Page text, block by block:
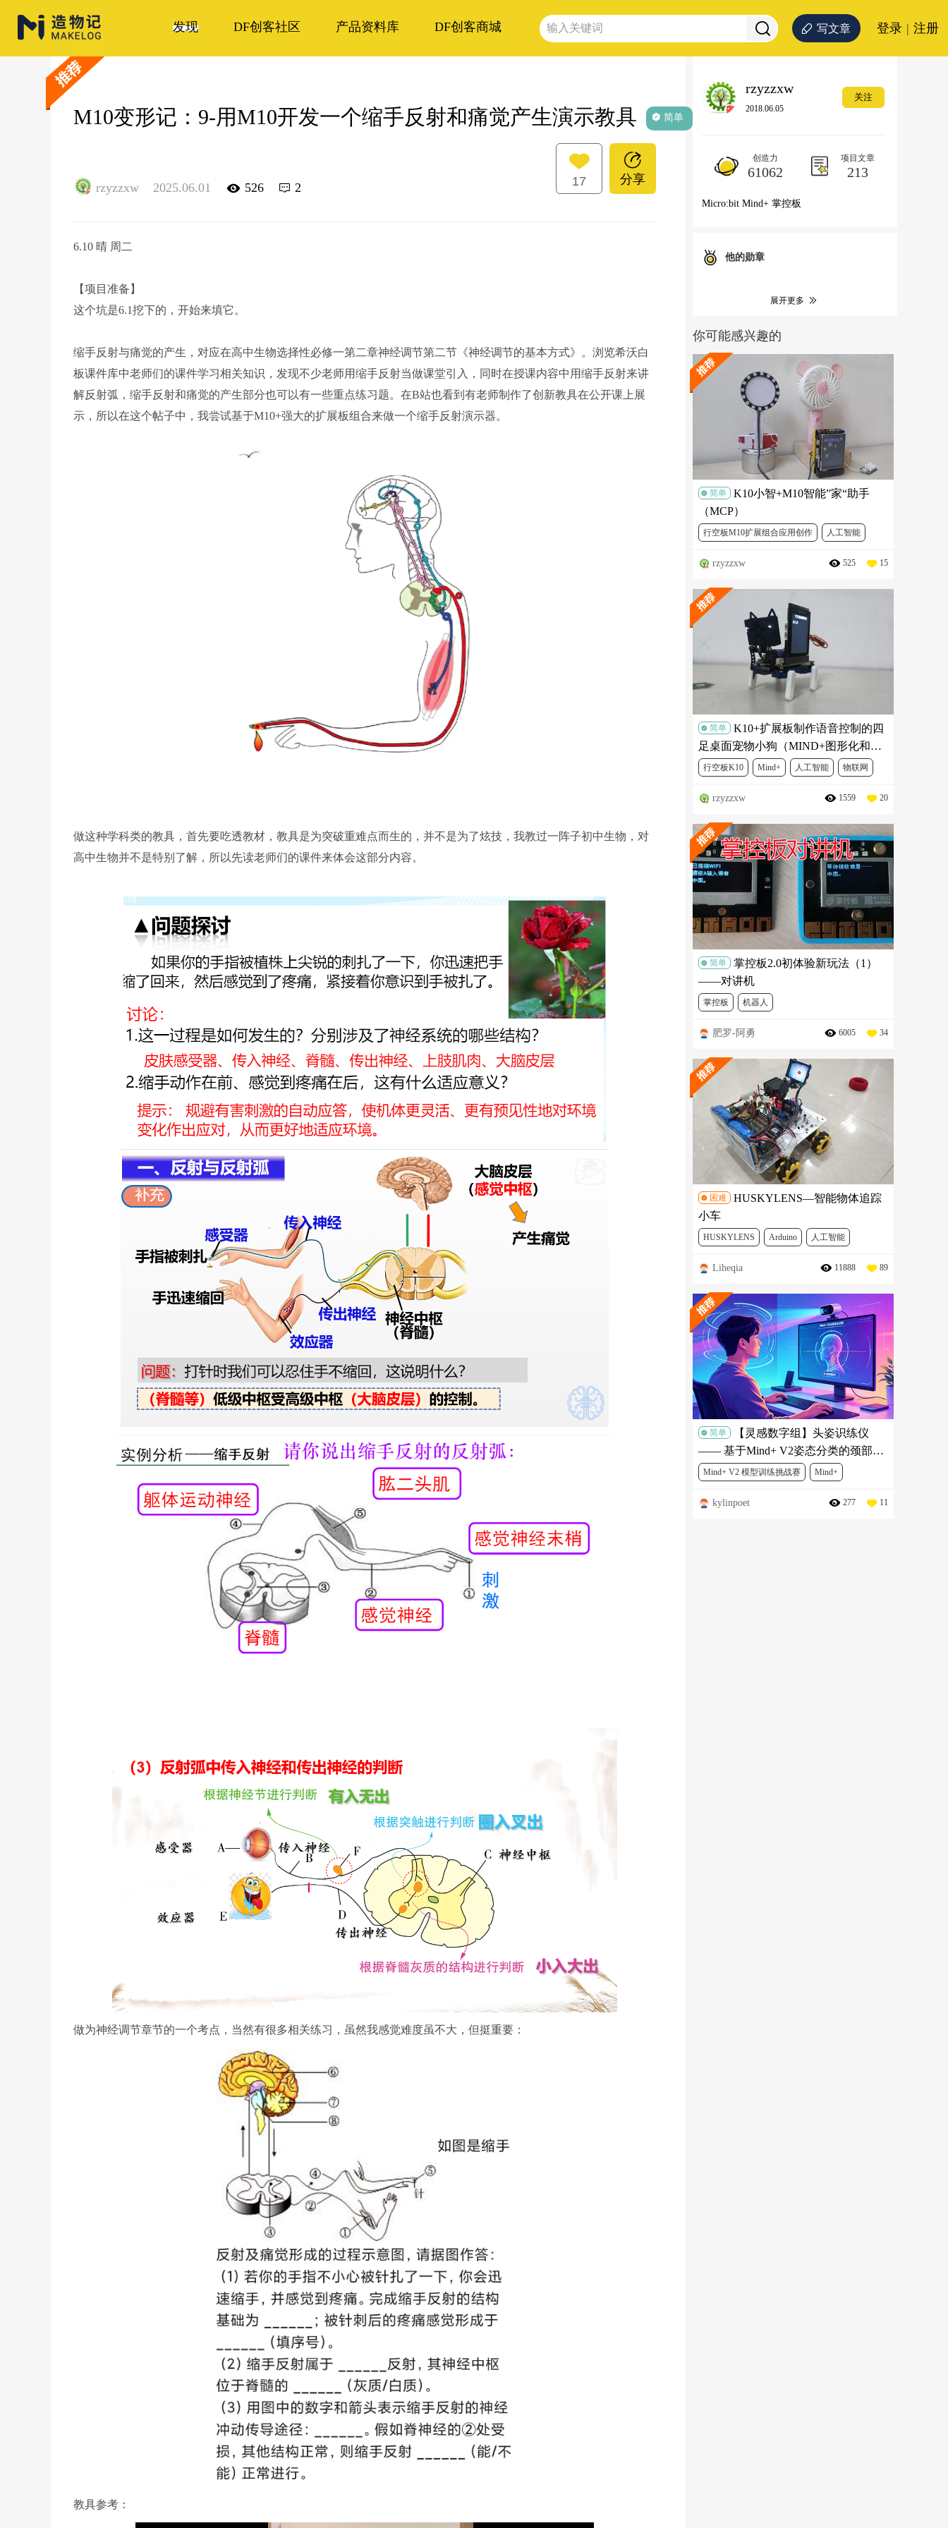
发现 DF创客社区 产品资料库 DF创客商城 写文章 登录 | 注册
M10变形记：9-用M10开发一个缩手反射和痛觉产生演示教具 简单
rzyzzxw 2025.06.01 526 2 17 分享
6.10 晴 周二
【项目准备】
这个坑是6.1挖下的，开始来填它。
缩手反射与痛觉的产生，对应在高中生物选择性必修一第二章神经调节第二节《神经调节的基本方式》。浏览希沃白
板课件库中老师们的课件学习相关知识，发现不少老师用缩手反射当做课堂引入，同时在授课内容中用缩手反射来讲
解反射弧，缩手反射和痛觉的产生部分也可以有一些重点练习题。在B站也看到有老师制作了创新教具在公开课上展
示，所以在这个帖子中，我尝试基于M10+强大的扩展板组合来做一个缩手反射演示器。
做这种学科类的教具，首先要吃透教材，教具是为突破重难点而生的，并不是为了炫技，我教过一阵子初中生物，对
高中生物并不是特别了解，所以先读老师们的课件来体会这部分内容。
做为神经调节章节的一个考点，当然有很多相关练习，虽然我感觉难度虽不大，但挺重要：
教具参考：
rzyzzxw
2018.06.05
关注
创造力
61062
项目文章
213
Micro:bit Mind+ 掌控板
他的勋章
展开更多
你可能感兴趣的
简单
K10小智+M10智能”家“助手
（MCP）
行空板M10扩展组合应用创作 人工智能
机器人 行空板M10 行空板K10
rzyzzxw 525 15
简单
K10+扩展板制作语音控制的四
足桌面宠物小狗（MIND+图形化和
Arduino IDE代码）
行空板K10 Mind+ 人工智能 物联网
机器人 SER0039 DFR1216
rzyzzxw 1559 20
简单
掌控板2.0初体验新玩法（1）
——对讲机
掌控板 机器人
肥罗-阿勇 6005 34
困难
HUSKYLENS—智能物体追踪
小车
HUSKYLENS Arduino 人工智能
机器人 DFR0191
DFR0165 SER0030
Liheqia 11888 89
简单
【灵感数字组】头姿识练仪
—— 基于Mind+ V2姿态分类的颈部舒
缓锻炼项目
Mind+ V2 模型训练挑战赛 Mind+
人工智能
kylinpoet 277 11